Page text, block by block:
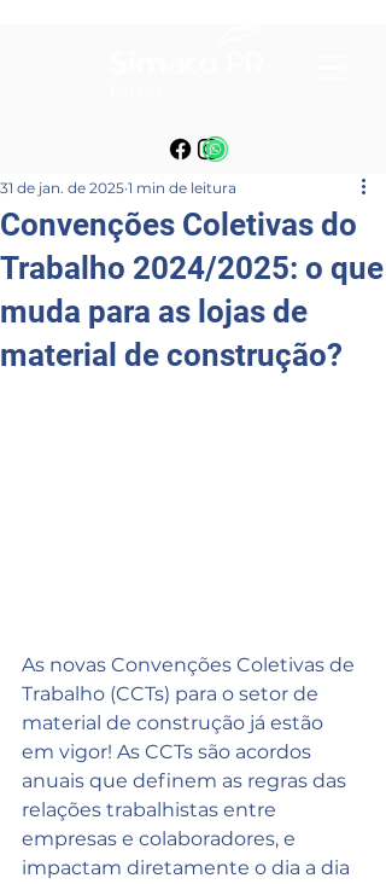
Convenções Coletivas do
Trabalho 2024/2025: o que
muda para as lojas de
material de construção?
31 de jan. de 2025 1 min de leitura
As novas Convenções Coletivas de
Trabalho (CCTs) para o setor de
material de construção já estão
em vigor! As CCTs são acordos
anuais que definem as regras das
relações trabalhistas entre
empresas e colaboradores, e
impactam diretamente o dia a dia